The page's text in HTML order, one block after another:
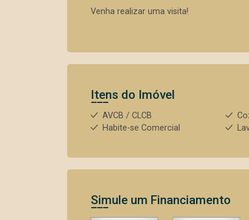
Venha realizar uma visita!
Itens do Imóvel
AVCB / CLCB
Habite-se Comercial
Simule um Financiamento